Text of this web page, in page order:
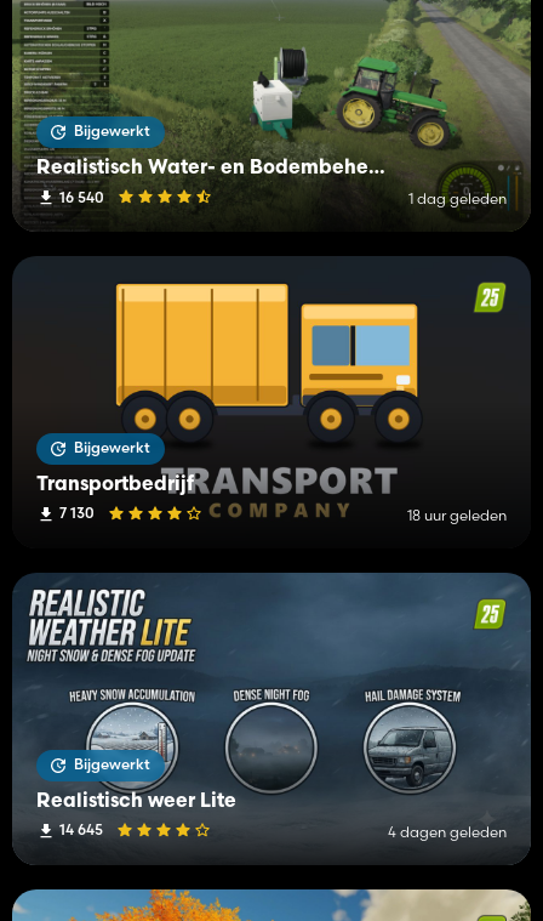
Bijgewerkt
Realistisch Water- en Bodembeheer (RWSM)
16 540 1 dag geleden
Bijgewerkt
Transportbedrijf
7 130 18 uur geleden
Bijgewerkt
Realistisch weer Lite
14 645 4 dagen geleden